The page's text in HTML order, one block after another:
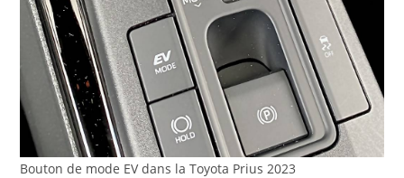
Bouton de mode EV dans la Toyota Prius 2023